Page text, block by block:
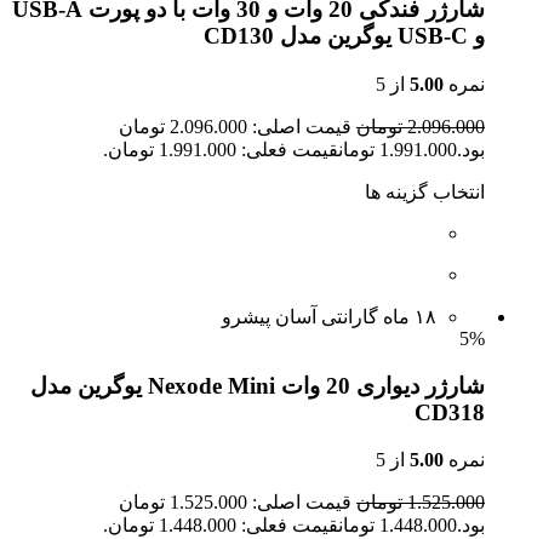
شارژر فندکی 20 وات و 30 وات با دو پورت USB-A
و USB-C یوگرین مدل CD130
نمره 5.00 از 5
2.096.000 تومان
قیمت اصلی: 2.096.000 تومان
بود.1.991.000 تومانقیمت فعلی: 1.991.000 تومان.
انتخاب گزینه ها
۱۸ ماه گارانتی آسان پیشرو
5%
شارژر دیواری 20 وات Nexode Mini یوگرین مدل
CD318
نمره 5.00 از 5
1.525.000 تومان
قیمت اصلی: 1.525.000 تومان
بود.1.448.000 تومانقیمت فعلی: 1.448.000 تومان.